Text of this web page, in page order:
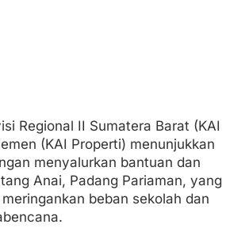
Regional II Sumatera Barat (KAI
(KAI Properti) menunjukkan
menyalurkan bantuan dan
Anai, Padang Pariaman, yang
beban sekolah dan